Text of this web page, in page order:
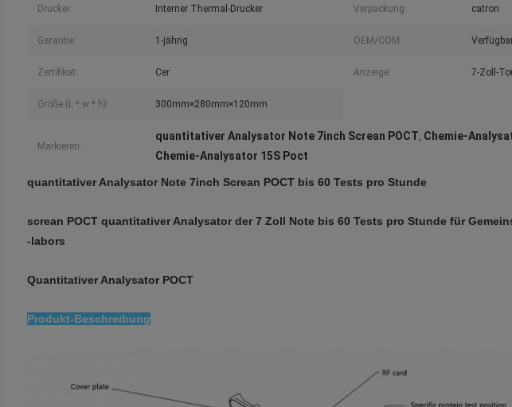
Drucker: Interner Thermal-Drucker Verpackung: catron
Garantie: 1-jährig OEM/ODM:
Zertifikat: Cer Anzeige: 7-Zoll-
Größe (L * w * h): 300mm×280mm×120mm
Markieren:
quantitativer Analysator Note 7inch Screan POCT, Chemie-
Chemie-Analysator 15S Poct
quantitativer Analysator Note 7inch Screan POCT bis 60 Tests pro Stunde
screan POCT quantitativer Analysator der 7 Zoll Note bis 60 Tests pro Stunde für
-labors
Quantitativer Analysator POCT
Produkt-Beschreibung